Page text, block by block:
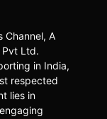
Channel, A
Pvt Ltd.
in India,
respected
lies in